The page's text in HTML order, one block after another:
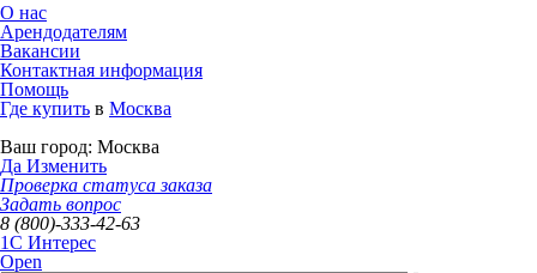
О нас
Арендодателям
Вакансии
Контактная информация
Помощь
Где купить в Москва
Ваш город: Москва
Да Изменить
Проверка статуса заказа
Задать вопрос
8 (800)-333-42-63
1C Интерес
Open